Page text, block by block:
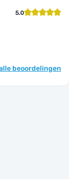
5.0
beoordelingen